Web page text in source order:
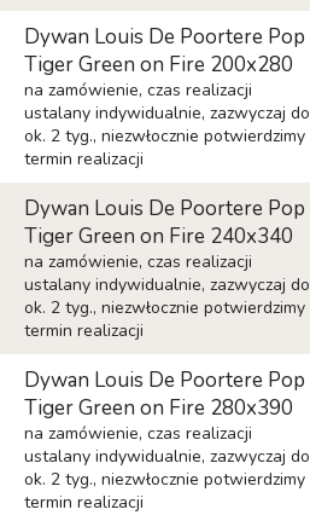
Dywan Louis De Poortere Pop
Tiger Green on Fire 200x280
na zamówienie, czas realizacji
ustalany indywidualnie, zazwyczaj do
ok. 2 tyg., niezwłocznie potwierdzimy
termin realizacji
Dywan Louis De Poortere Pop
Tiger Green on Fire 240x340
na zamówienie, czas realizacji
ustalany indywidualnie, zazwyczaj do
ok. 2 tyg., niezwłocznie potwierdzimy
termin realizacji
Dywan Louis De Poortere Pop
Tiger Green on Fire 280x390
na zamówienie, czas realizacji
ustalany indywidualnie, zazwyczaj do
ok. 2 tyg., niezwłocznie potwierdzimy
termin realizacji